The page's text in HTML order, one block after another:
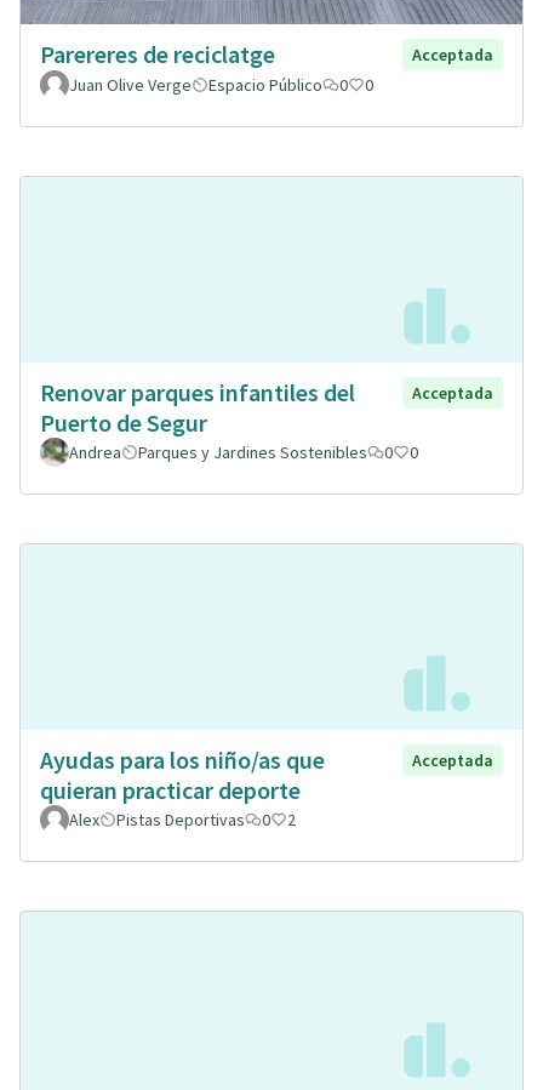
Parereres de reciclatge
Acceptada
Juan Olive Verge
Espacio Público 0 0
Renovar parques infantiles del
Puerto de Segur
Acceptada
Andrea Parques y Jardines Sostenibles 0 0
Ayudas para los niño/as que
quieran practicar deporte
Acceptada
Alex Pistas Deportivas 0 2